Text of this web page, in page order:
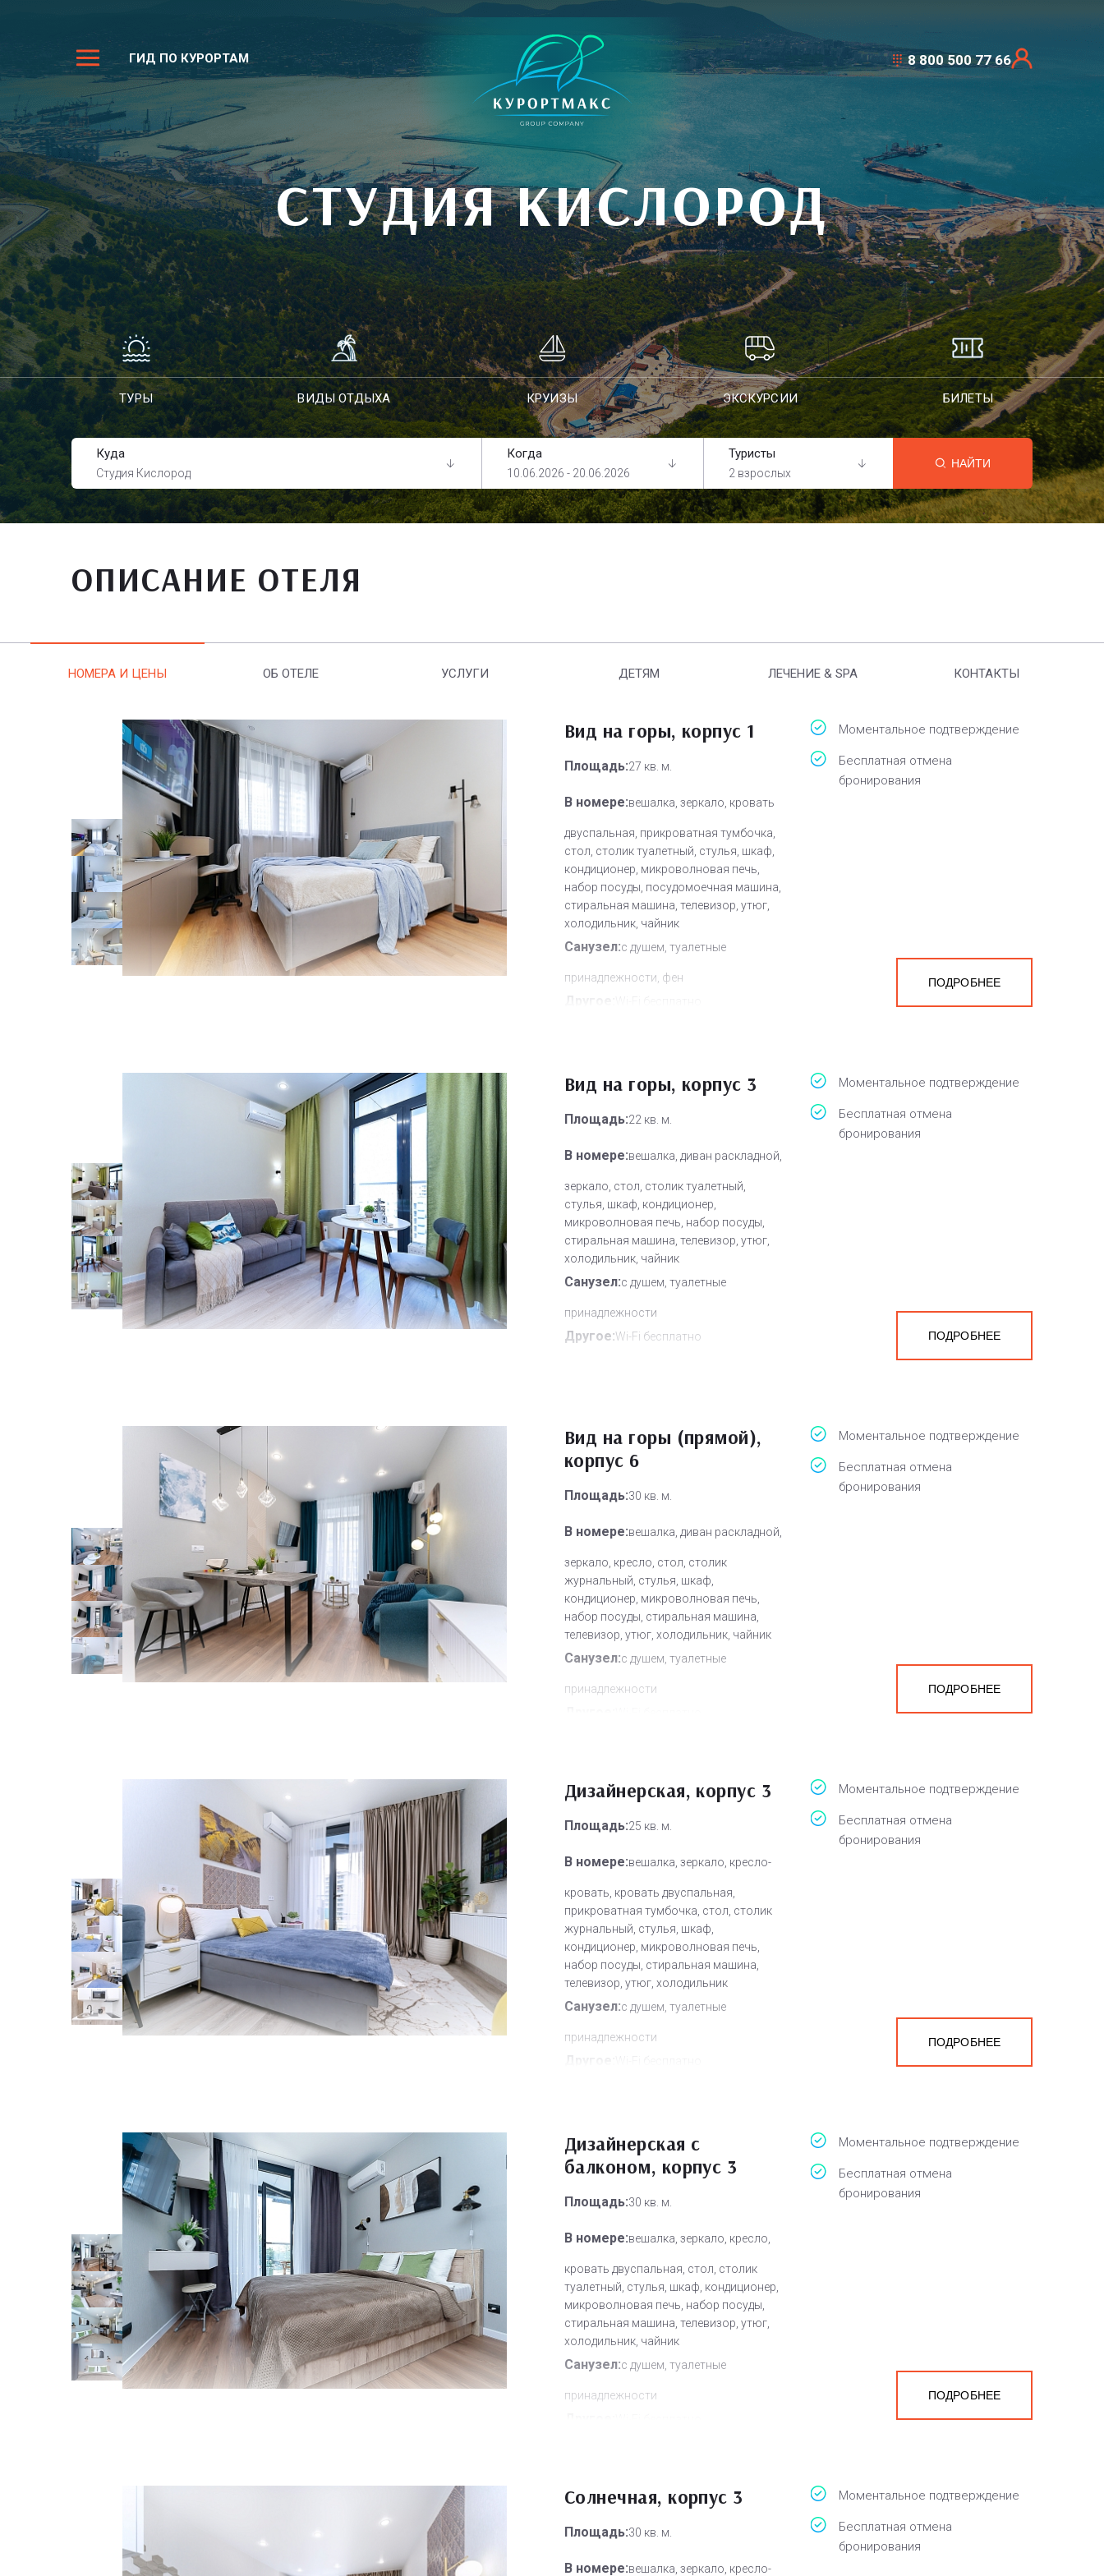
ГИД ПО КУРОРТАМ 8 800 500 77 66
СТУДИЯ КИСЛОРОД
ТУРЫ ВИДЫ ОТДЫХА КРУИЗЫ ЭКСКУРСИИ БИЛЕТЫ
Куда
Студия Кислород
Когда
10.06.2026 - 20.06.2026
Туристы
2 взрослых
НАЙТИ
ОПИСАНИЕ ОТЕЛЯ
НОМЕРА И ЦЕНЫ ОБ ОТЕЛЕ УСЛУГИ ДЕТЯМ ЛЕЧЕНИЕ & SPA КОНТАКТЫ
Вид на горы, корпус 1
Площадь:27 кв. м.
В номере:вешалка, зеркало, кровать
двуспальная, прикроватная тумбочка,
стол, столик туалетный, стулья, шкаф,
кондиционер, микроволновая печь,
набор посуды, посудомоечная машина,
стиральная машина, телевизор, утюг,
холодильник, чайник
Санузел:с душем, туалетные
принадлежности, фен
Моментальное подтверждение
Бесплатная отмена
бронирования
ПОДРОБНЕЕ
Вид на горы, корпус 3
Площадь:22 кв. м.
В номере:вешалка, диван раскладной,
зеркало, стол, столик туалетный,
стулья, шкаф, кондиционер,
микроволновая печь, набор посуды,
стиральная машина, телевизор, утюг,
холодильник, чайник
Санузел:с душем, туалетные
принадлежности
Другое:Wi-Fi бесплатно
Моментальное подтверждение
Бесплатная отмена
бронирования
ПОДРОБНЕЕ
Вид на горы (прямой),
корпус 6
Площадь:30 кв. м.
В номере:вешалка, диван раскладной,
зеркало, кресло, стол, столик
журнальный, стулья, шкаф,
кондиционер, микроволновая печь,
набор посуды, стиральная машина,
телевизор, утюг, холодильник, чайник
Санузел:с душем, туалетные
принадлежности
Моментальное подтверждение
Бесплатная отмена
бронирования
ПОДРОБНЕЕ
Дизайнерская, корпус 3
Площадь:25 кв. м.
В номере:вешалка, зеркало, кресло-
кровать, кровать двуспальная,
прикроватная тумбочка, стол, столик
журнальный, стулья, шкаф,
кондиционер, микроволновая печь,
набор посуды, стиральная машина,
телевизор, утюг, холодильник
Санузел:с душем, туалетные
принадлежности
Моментальное подтверждение
Бесплатная отмена
бронирования
ПОДРОБНЕЕ
Дизайнерская с
балконом, корпус 3
Площадь:30 кв. м.
В номере:вешалка, зеркало, кресло,
кровать двуспальная, стол, столик
туалетный, стулья, шкаф, кондиционер,
микроволновая печь, набор посуды,
стиральная машина, телевизор, утюг,
холодильник, чайник
Санузел:с душем, туалетные
принадлежности
Моментальное подтверждение
Бесплатная отмена
бронирования
ПОДРОБНЕЕ
Солнечная, корпус 3
Площадь:30 кв. м.
В номере:вешалка, зеркало, кресло-
Моментальное подтверждение
Бесплатная отмена
бронирования